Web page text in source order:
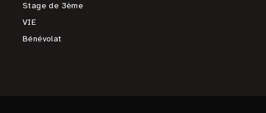
Stage de 3ème
VIE
Bénévolat